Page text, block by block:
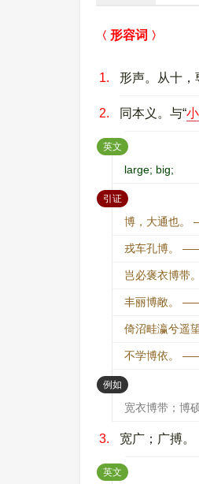
形容词
1. 形声。从十，
2. 同本义。与“小
英文 ：
large; big;
引证：
博，大通也。
戎车孔博。 ——
岂必褒衣博带
丰丽博敞。
倚沼畦瀛兮遥
不学博依。 ——
例如 ：
宽衣博带；博
3. 宽广；广搏。
英文 ：